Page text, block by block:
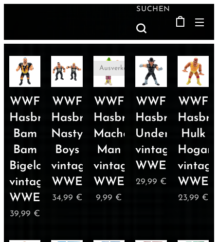
SUCHEN
WWF
Hasbro
Bam
Bam
Bigelow
vintage
WWE
39,99 €
WWF
Hasbro
Nasty
Boys
vintage
WWE
34,99 €
WWF
Hasbro
Macho
Man
vintage
WWE
Ausverkauft
9,99 €
WWF
Hasbro
Undertaker
vintage
WWE
29,99 €
WWF
Hasbro
Hulk
Hogan
vintage
WWE
23,99 €